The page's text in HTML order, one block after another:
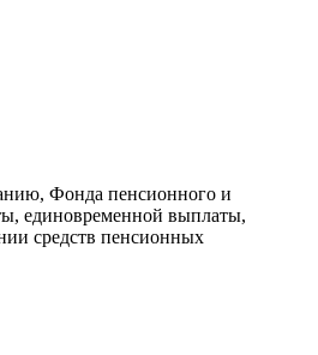
Фонда пенсионного и
единовременной выплаты,
средств пенсионных